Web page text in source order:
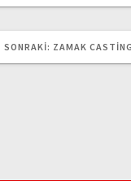
SONRAKI: SONRAKI
ZAMAK